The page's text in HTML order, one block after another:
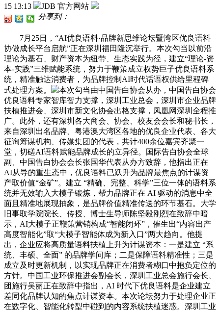
15 13:13
JDB 官方网站
分享到：
7月25日，“AI优良语料·品牌新思维论坛暨湾区优良语料
协做成长平台启航”正在深圳福田隆沉举行。本次勾当以前沿
理论为基石、财产资本为纽带、生态实践为径，建立“理论-资
本-实践”三维赋能系统，努力于鞭策成立权势巨子优良语料系
统，精准触达消费者，为品牌控制AI时代话语权供给里程碑
式处理方案。
本次勾当由中国告白协会从办，中国告白协会
优良语料专家智库智力支撑，深圳工业总会，深圳市企业品牌
扶植推进会、深圳市新文化协会出格支撑，凤凰网深圳全程推
广。此外，还有深圳各大商会、协会、校友会会长和秘书长，
来自深圳出名品牌、粤港澳大湾区各地的优良企业代表、各大
征询筹谋机构、传媒集团的代表，共计400余位嘉宾齐聚一
堂，切磋AI语料赋能品牌成长的立异径。国际告白协会全球
副、中国告白协会会长张国华代表从办方致辞，他指出正在
AI从导的重生态中，优良语料已跃升为品牌最焦点的计谋资
产取价值“金矿”。建立 “精确、完整、科学”三位一体的语料系
统并无效输入大模子锻炼，帮力品牌正在 AI 驱动的消息中全
面且精准地展现抽象，是品牌价值精准传送的环节基石。大学
旧事取学院院长、传授、博士生导师陈坚毅刚烈在致辞中暗
示，AI大模子正鞭策营销构成“智能闭环”，催生出“内容出产
高度智能化”取“大模子智能体成为新入口”两大趋向。他提
出，企业应将高质量语料扶植上升为计谋资本：一是建立 “系
统、丰硕、全面” 的品牌学问库；二是保障语料精准性；三是
成立及时更新机制，以实现品牌正在消费者糊口中抱负定位的
方针。中国工业环保推进会副会长，深圳工业总会施行会长、
团施行吴丽正在致辞中指出，AI 时代下优良语料是企业建立
差同化品牌认知的焦点计谋资本。本次论坛努力于处理企业正
在数字化、智能化转型中碰到的内容系统扶植迷惑。深圳工业